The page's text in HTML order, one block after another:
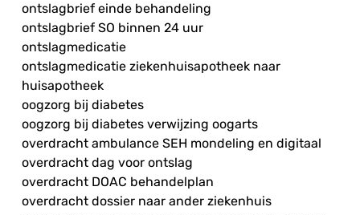
ontslagbrief einde behandeling
ontslagbrief SO binnen 24 uur
ontslagmedicatie
ontslagmedicatie ziekenhuisapotheek naar
huisapotheek
oogzorg bij diabetes
oogzorg bij diabetes verwijzing oogarts
overdracht ambulance SEH mondeling en digitaal
overdracht dag voor ontslag
overdracht DOAC behandelplan
overdracht dossier naar ander ziekenhuis